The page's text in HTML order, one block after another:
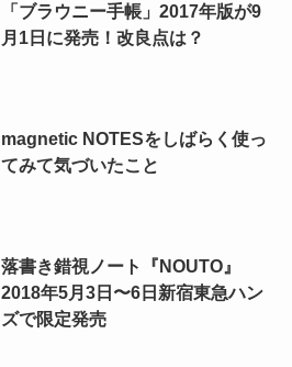
「ブラウニー手帳」2017年版が9
月1日に発売！改良点は？
magnetic NOTESをしばらく使っ
てみて気づいたこと
落書き錯視ノート『NOUTO』
2018年5月3日〜6日新宿東急ハン
ズで限定発売